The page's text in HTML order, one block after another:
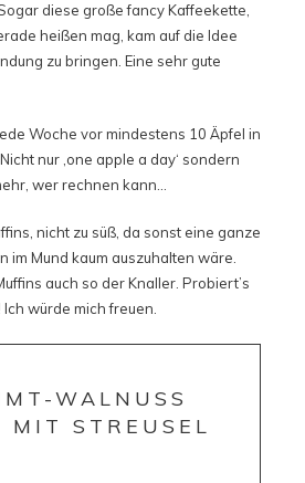
diese große fancy Kaffeekette,
heißen mag, kam auf die Idee
zu bringen. Eine sehr gute
Woche vor mindestens 10 Äpfel in
nur ‚one apple a day‘ sondern
wer rechnen kann…
nicht zu süß, da sonst eine ganze
im Mund kaum auszuhalten wäre.
auch so der Knaller. Probiert’s
würde mich freuen.
WALNUSS
MIT STREUSEL